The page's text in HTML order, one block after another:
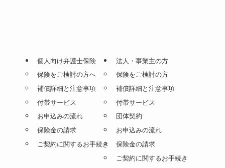
個人向け弁護士保険
保険をご検討の方へ
補償詳細と注意事項
付帯サービス
お申込みの流れ
保険金の請求
ご契約に関するお手続き
法人・事業主の方
保険をご検討の方
補償詳細と注意事項
付帯サービス
団体契約
お申込みの流れ
保険金の請求
ご契約に関するお手続き